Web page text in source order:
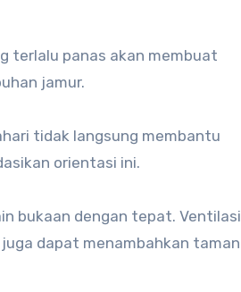
terlalu panas akan membuat
jamur.
tidak langsung membantu
orientasi ini.
bukaan dengan tepat. Ventilasi
dapat menambahkan taman